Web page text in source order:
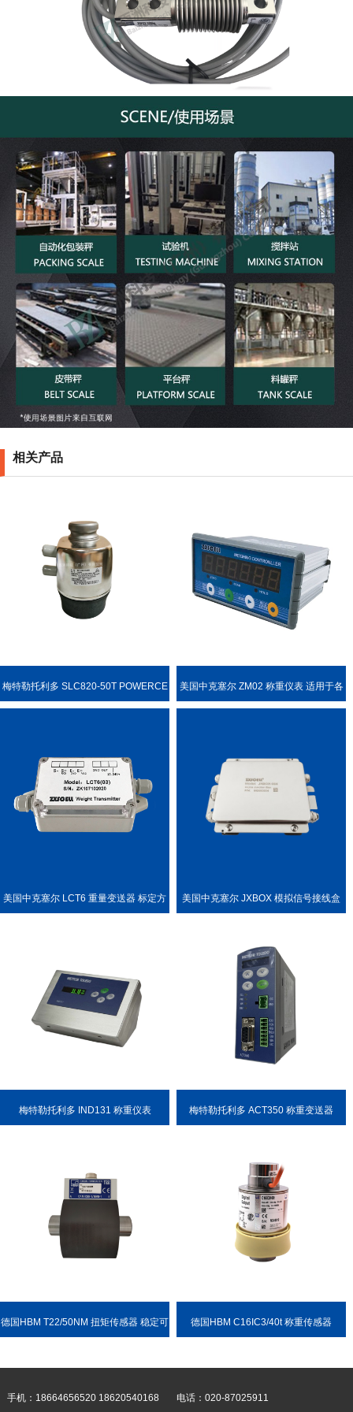
相关产品
梅特勒托利多 SLC820-50T POWERCE 美国中克塞尔 ZM02 称重仪表 适用于各
美国中克塞尔 LCT6 重量变送器 标定方 美国中克塞尔 JXBOX 模拟信号接线盒
梅特勒托利多 IND131 称重仪表 梅特勒托利多 ACT350 称重变送器
德国HBM T22/50NM 扭矩传感器 稳定可 德国HBM C16IC3/40t 称重传感器
手机：18664656520 18620540168 电话：020-87025911